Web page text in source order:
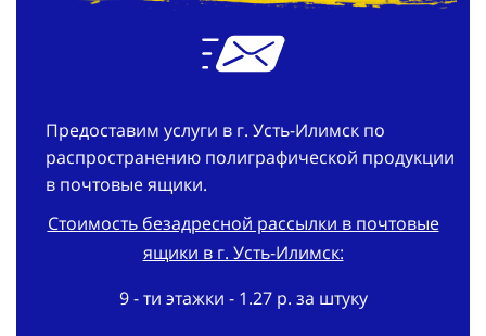
распространению полиграфической продукции
в почтовые ящики.
Стоимость безадресной рассылки в почтовые
ящики в г. Усть-Илимск:
9 - ти этажки - 1.27 р. за штуку
5 - ти этажки - 2.53 р. за штуку